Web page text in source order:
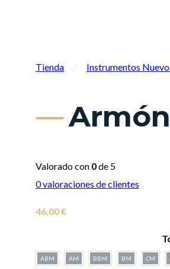
Tienda / Instrumentos
Valorado con 0de 5
0valoraciones de clientes
46,00€
ABM AM BBM BM CM